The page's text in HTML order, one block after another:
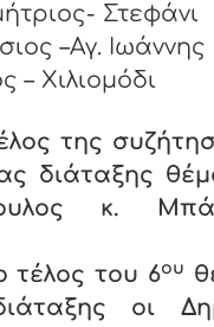
Στεφάνι
–Αγ. Ιωάννης
–
της
διάταξης
κ.
τέλος του 6ου
οι